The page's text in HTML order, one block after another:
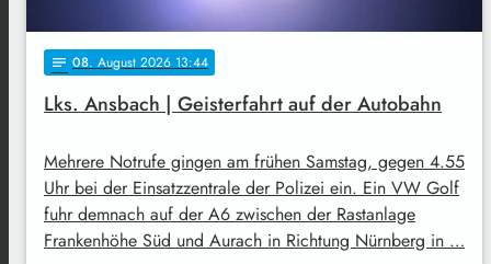
notes 08. August 2026 13:44
Lks. Ansbach | Geisterfahrt auf der Autobahn
Mehrere Notrufe gingen am frühen Samstag, gegen 4.55
Uhr bei der Einsatzzentrale der Polizei ein. Ein VW Golf
fuhr demnach auf der A6 zwischen der Rastanlage
Frankenhöhe Süd und Aurach in Richtung Nürnberg in …